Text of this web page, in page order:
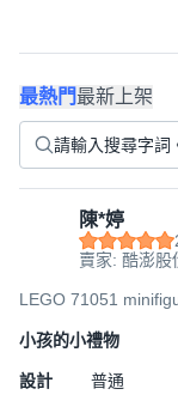
最熱門最新上架
陳*婷
賣家: 酷澎股
LEGO 71051
小孩的小禮物
設計 普通